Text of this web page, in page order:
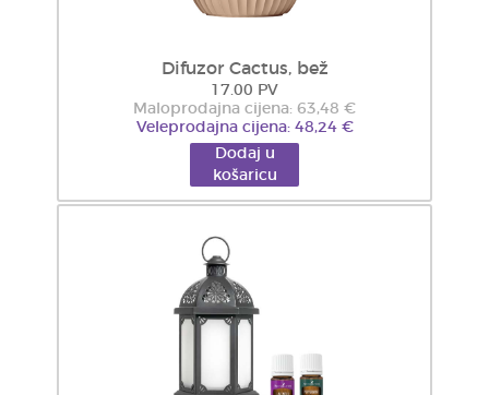
Difuzor Cactus, bež
17.00 PV
Maloprodajna cijena: 63,48 €
Veleprodajna cijena: 48,24 €
Dodaj u
košaricu